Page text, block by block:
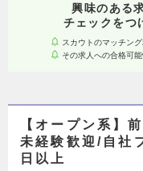
興味のある
チェックをつ
スカウトのマッチン
その求人への合格可
【オープン系】
未経験歓迎/自社
日以上